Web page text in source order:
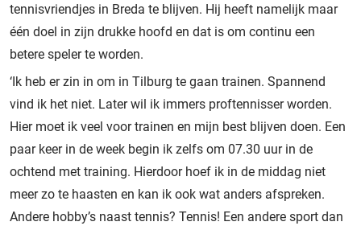
tennisvriendjes in Breda te blijven. Hij heeft namelijk maar
één doel in zijn drukke hoofd en dat is om continu een
betere speler te worden.
‘Ik heb er zin in om in Tilburg te gaan trainen. Spannend
vind ik het niet. Later wil ik immers proftennisser worden.
Hier moet ik veel voor trainen en mijn best blijven doen. Een
paar keer in de week begin ik zelfs om 07.30 uur in de
ochtend met training. Hierdoor hoef ik in de middag niet
meer zo te haasten en kan ik ook wat anders afspreken.
Andere hobby’s naast tennis? Tennis! Een andere sport dan